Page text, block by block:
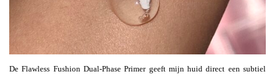
De Flawless Fushion Dual-Phase Primer geeft mijn huid direct een subtiel